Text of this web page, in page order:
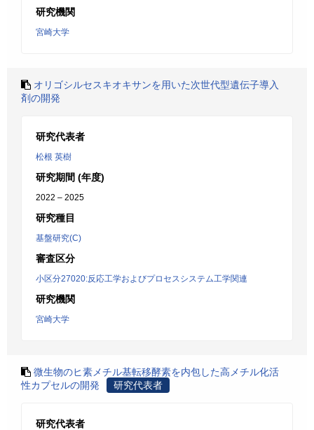
研究機関
宮崎大学
オリゴシルセスキオキサンを用いた次世代型遺伝子導入
剤の開発
研究代表者
松根 英樹
研究期間 (年度)
2022 – 2025
研究種目
基盤研究(C)
審査区分
小区分27020:反応工学およびプロセスシステム工学関連
研究機関
宮崎大学
微生物のヒ素メチル基転移酵素を内包した高メチル化活
性カプセルの開発
研究代表者
研究代表者